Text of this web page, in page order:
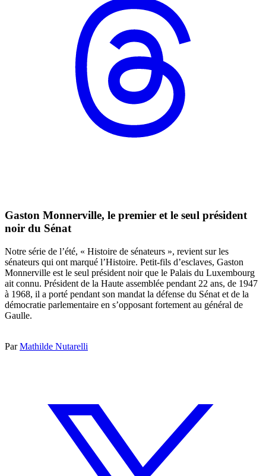
Gaston Monnerville, le premier et le seul président
noir du Sénat
Notre série de l’été, « Histoire de sénateurs », revient sur les
sénateurs qui ont marqué l’Histoire. Petit-fils d’esclaves, Gaston
Monnerville est le seul président noir que le Palais du Luxembourg
ait connu. Président de la Haute assemblée pendant 22 ans, de 1947
à 1968, il a porté pendant son mandat la défense du Sénat et de la
démocratie parlementaire en s’opposant fortement au général de
Gaulle.
ParMathilde Nutarelli